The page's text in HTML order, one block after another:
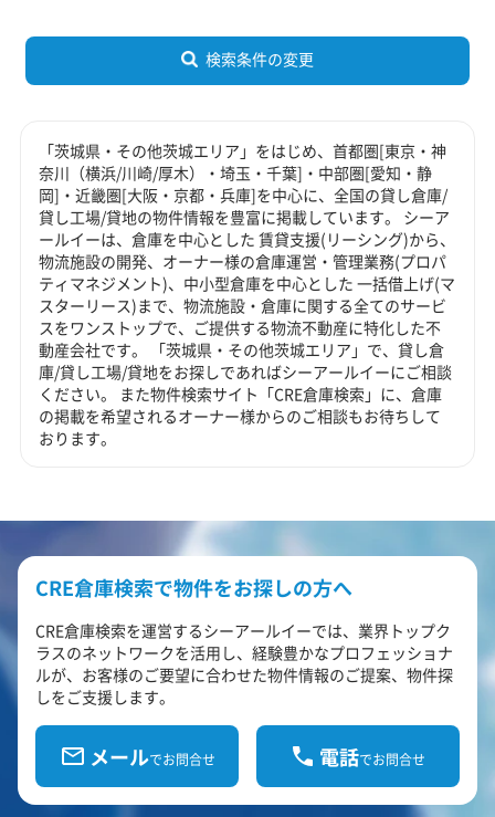
検索条件の変更
「茨城県・その他茨城エリア」をはじめ、首都圏[東京・神
奈川（横浜/川崎/厚木）・埼玉・千葉]・中部圏[愛知・静
岡]・近畿圏[大阪・京都・兵庫]を中心に、全国の貸し倉庫/
貸し工場/貸地の物件情報を豊富に掲載しています。 シーア
ールイーは、倉庫を中心とした 賃貸支援(リーシング)から、
物流施設の開発、オーナー様の倉庫運営・管理業務(プロパ
ティマネジメント)、中小型倉庫を中心とした 一括借上げ(マ
スターリース)まで、物流施設・倉庫に関する全てのサービ
スをワンストップで、ご提供する物流不動産に特化した不
動産会社です。 「茨城県・その他茨城エリア」で、貸し倉
庫/貸し工場/貸地をお探しであればシーアールイーにご相談
ください。 また物件検索サイト「CRE倉庫検索」に、倉庫
の掲載を希望されるオーナー様からのご相談もお待ちして
おります。
CRE倉庫検索で物件をお探しの方へ
CRE倉庫検索を運営するシーアールイーでは、業界トップク
ラスのネットワークを活用し、経験豊かなプロフェッショナ
ルが、お客様のご要望に合わせた物件情報のご提案、物件探
しをご支援します。
メールでお問合せ 電話でお問合せ